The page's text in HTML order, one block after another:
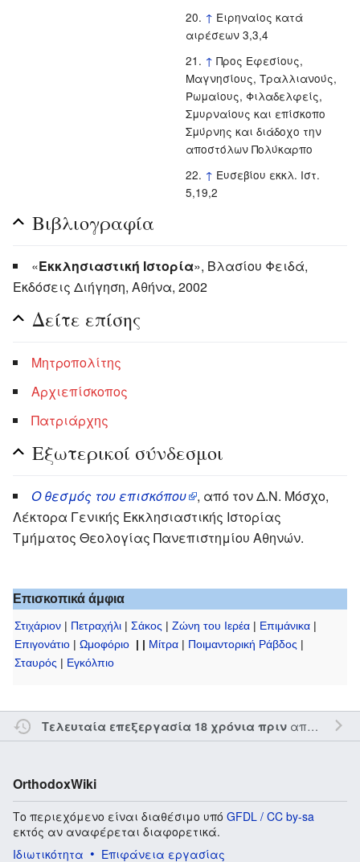
↑ Ειρηναίος κατά
αιρέσεων 3,3,4
↑ Προς Εφεσίους,
Μαγνησίους, Τραλλιανούς,
Ρωμαίους, Φιλαδελφείς,
Σμυρναίους και επίσκοπο
Σμύρνης και διάδοχο την
αποστόλων Πολύκαρπο
↑ Ευσεβίου εκκλ. Ιστ.
5,19,2
Βιβλιογραφία
«Εκκλησιαστική Ιστορία», Βλασίου Φειδά,
Εκδόσεις Διήγηση, Αθήνα, 2002
Δείτε επίσης
Μητροπολίτης
Αρχιεπίσκοπος
Πατριάρχης
Εξωτερικοί σύνδεσμοι
Ο θεσμός του επισκόπου
, από τον Δ.Ν. Μόσχο,
Λέκτορα Γενικής Εκκλησιαστικής Ιστορίας
Τμήματος Θεολογίας Πανεπιστημίου Αθηνών.
Επισκοπικά άμφια
Στιχάριον | Πετραχήλι | Σάκος | Ζώνη του Ιερέα | Επιμάνικα |
Επιγονάτιο | Ωμοφόριο | | Μίτρα | Ποιμαντορική Ράβδος |
Σταυρός | Εγκόλπιο
Τελευταία επεξεργασία 18 χρόνια πριναπό τον την
OrthodoxWiki
Το περιεχόμενο είναι διαθέσιμο υπό GFDL / CC by-sa
εκτός αν αναφέρεται διαφορετικά.
Ιδιωτικότητα
Επιφάνεια εργασίας